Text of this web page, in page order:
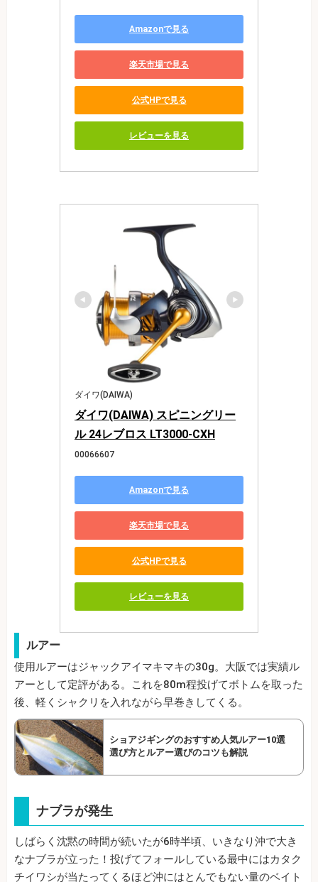
Amazonで見る
楽天市場で見る
公式HPで見る
レビューを見る
ダイワ(DAIWA)
ダイワ(DAIWA) スピニングリー
ル 24レブロス LT3000-CXH
00066607
Amazonで見る
楽天市場で見る
公式HPで見る
レビューを見る
ルアー
使用ルアーはジャックアイマキマキの30g。大阪では実績ル
アーとして定評がある。これを80m程投げてボトムを取った
後、軽くシャクリを入れながら早巻きしてくる。
ショアジギングのおすすめ人気ルアー10選
選び方とルアー選びのコツも解説
ナブラが発生
しばらく沈黙の時間が続いたが6時半頃、いきなり沖で大き
なナブラが立った！投げてフォールしている最中にはカタク
チイワシが当たってくるほど沖にはとんでもない量のベイト